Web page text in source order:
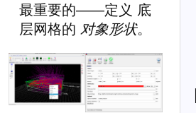
最重要的——定义 底
层网格的 对象形状。